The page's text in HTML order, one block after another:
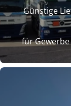
Günstige
für